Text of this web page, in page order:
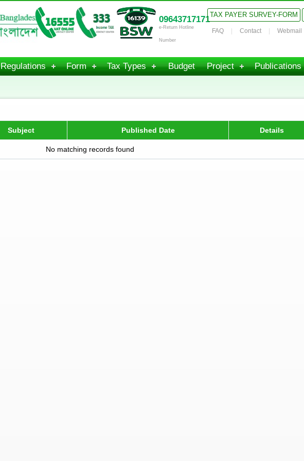
09643717171
e-Return Hotline
Number
TAX PAYER SURVEY-FORM
FAQ Contact Webmail
Regulations Form Tax Types Budget Project Publications
Subject Published Date Details
No matching records found